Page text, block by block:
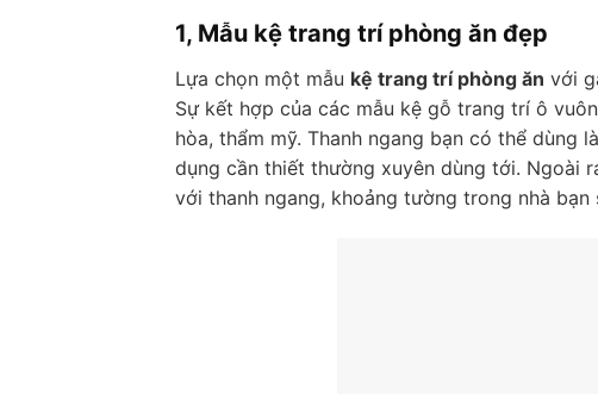
1, Mẫu kệ trang trí phòng ăn đẹp
Lựa chọn một mẫu kệ trang trí phòng ăn với
Sự kết hợp của các mẫu kệ gỗ trang trí ô
hòa, thẩm mỹ. Thanh ngang bạn có thể dùng
dụng cần thiết thường xuyên dùng tới. Ngoài
với thanh ngang, khoảng tường trong nhà